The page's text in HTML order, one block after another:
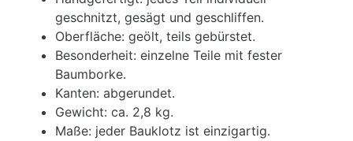
geschnitzt, gesägt und geschliffen.
Oberfläche: geölt, teils gebürstet.
Besonderheit: einzelne Teile mit fester
Baumborke.
Kanten: abgerundet.
Gewicht: ca. 2,8 kg.
Maße: jeder Bauklotz ist einzigartig.